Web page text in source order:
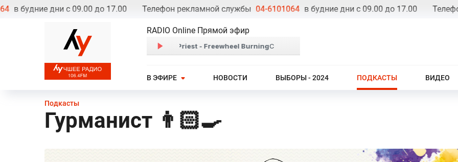
дни с 09.00 до 17.00 Телефон рекламной службы 04-6101064 в будние дни с 09.00 до 17.00 Телефон
RADIO Online Прямой эфир
В ЭФИРЕ НОВОСТИ ВЫБОРЫ - 2024 ПОДКАСТЫ ВИДЕО
Подкасты
Гурманист 👨🏻‍🍳